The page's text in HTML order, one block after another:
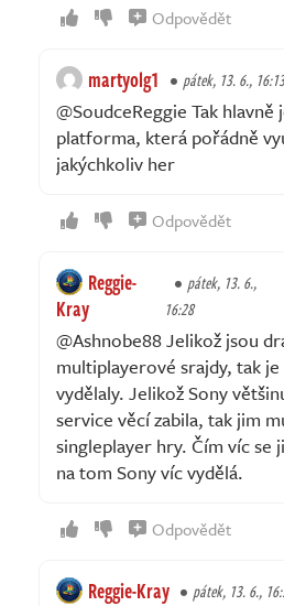
Odpovědět
martyolg1 pátek, 13. 6., 16:13
@SoudceReggie Tak hlavně
platforma, která pořádně
jakýchkoliv her
Odpovědět
Reggie-
Kray
pátek, 13. 6.,
16:28
@Ashnobe88 Jelikož jsou
multiplayerové srajdy, tak
vydělaly. Jelikož Sony
service věcí zabila, tak jim
singleplayer hry. Čím víc se
na tom Sony víc vydělá.
Odpovědět
Reggie-Kray pátek, 13. 6.,